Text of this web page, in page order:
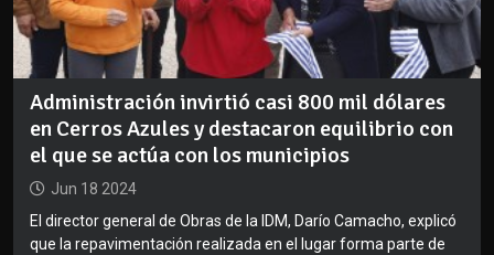
Administración invirtió casi 800 mil dólares
en Cerros Azules y destacaron equilibrio con
el que se actúa con los municipios
Jun 18 2024
El director general de Obras de la IDM, Darío Camacho, explicó
que la repavimentación realizada en el lugar forma parte de